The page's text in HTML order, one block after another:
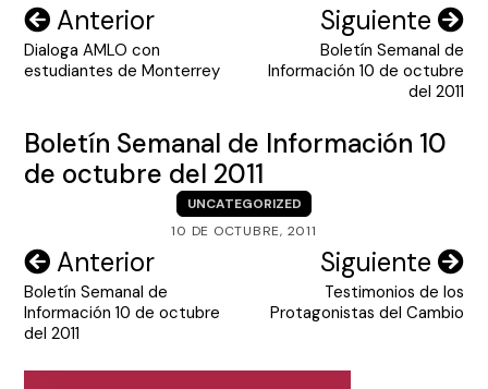
Navegación
de
Anterior
Dialoga AMLO con
estudiantes de Monterrey
Siguiente
Boletín Semanal de
Información 10 de octubre
del 2011
Boletín Semanal de Información 10
de octubre del 2011
UNCATEGORIZED
10 DE OCTUBRE, 2011
Navegación
de
entradas
Anterior
Boletín Semanal de
Información 10 de octubre
del 2011
Siguiente
Testimonios de los
Protagonistas del Cambio